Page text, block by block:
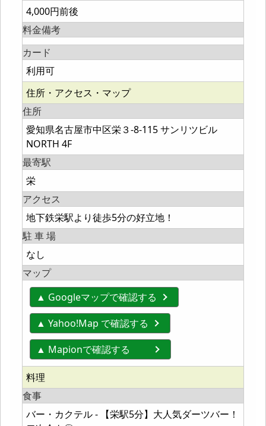
4,000円前後
料金備考
カード
利用可
住所・アクセス・マップ
住所
愛知県名古屋市中区栄３-8-115 サンリツビル
NORTH 4F
最寄駅
栄
アクセス
地下鉄栄駅より徒歩5分の好立地！
駐 車 場
なし
マップ
▲ Googleマップで確認する
▲ Yahoo!Map で確認する
▲ Mapionで確認する
料理
食事
バー・カクテル - 【栄駅5分】大人気ダーツバー！